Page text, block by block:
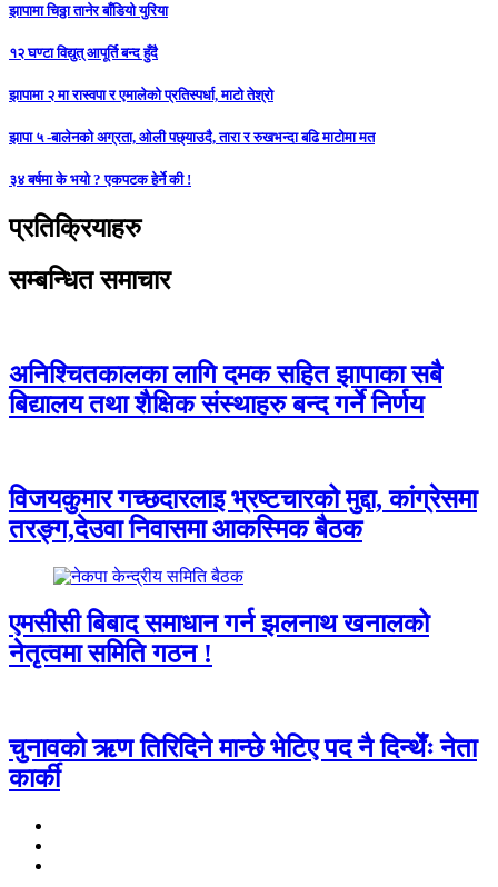
झापामा चिठ्ठा तानेर बाँडियो युरिया
१२ घण्टा विद्युत् आपूर्ति बन्द हुँदै
झापामा २ मा रास्वपा र एमालेको प्रतिस्पर्धा, माटो तेश्रो
झापा ५ -बालेनको अग्रता, ओली पछ्याउदै, तारा र रुखभन्दा बढि माटोमा मत
३४ बर्षमा के भयो ? एकपटक हेर्ने की !
प्रतिक्रियाहरु
सम्बन्धित समाचार
अनिश्चितकालका लागि दमक सहित झापाका सबै
बिद्यालय तथा शैक्षिक संस्थाहरु बन्द गर्ने निर्णय
विजयकुमार गच्छदारलाइ भ्रष्टचारको मुद्दा, कांग्रेसमा
तरङ्ग,देउवा निवासमा आकस्मिक बैठक
एमसीसी बिबाद समाधान गर्न झलनाथ खनालको
नेतृत्वमा समिति गठन !
चुनावको ऋण तिरिदिने मान्छे भेटिए पद नै दिन्थेँः नेता
कार्की